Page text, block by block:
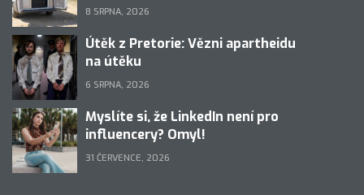
8 SRPNA, 2026
Útěk z Pretorie: Vězni apartheidu
na útěku
6 SRPNA, 2026
Myslíte si, že LinkedIn není pro
influencery? Omyl!
31 ČERVENCE, 2026